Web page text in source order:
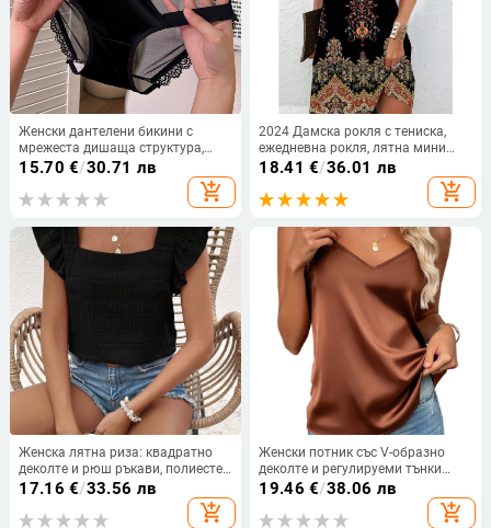
Женски дантелени бикини с
мрежеста дишаща структура,
плетени; основен материал:
найлон 70–80%; подплата: памук
95–100%; талия: средна; модел:
15.70 €/30.71 лв
add_shopping_cart
2024 Дамска рокля с тениска,
ежедневна рокля, лятна мини
рокля с флорален принт и V-
18.41 €/36.01 лв
add_shopping_cart
Женска лятна риза: квадратно
деколте и рюш ръкави, полиестер
70-80%, ежедневен стил
17.16 €/33.56 лв
add_shopping_cart
Женски потник със V-образно
деколте и регулируеми тънки
презрамки, свободен силует,
полиестер сатен, Регулярна
версия, Пролет 2025
19.46 €/38.06 лв
add_shopping_cart